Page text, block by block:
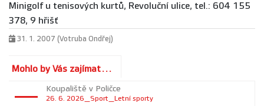
Minigolf u tenisových kurtů, Revoluční ulice, tel.: 604 155
378, 9 hřišť
31. 1. 2007 (Votruba Ondřej)
Mohlo by Vás zajímat...
Koupaliště v Poličce
26. 6. 2026_Sport_Letní sporty